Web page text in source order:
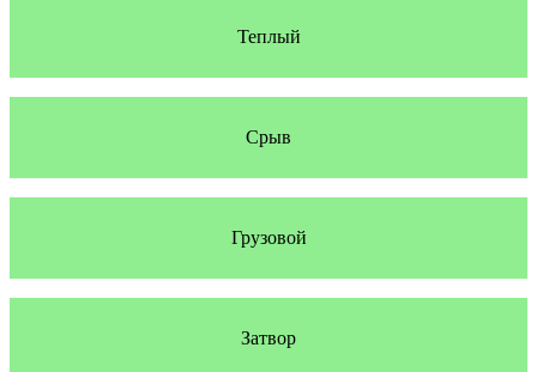
Теплый
Срыв
Грузовой
Затвор